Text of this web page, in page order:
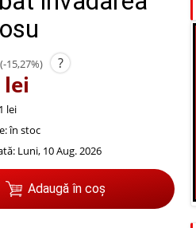
(-15,27%) ?
lei
lei
în stoc
Luni, 10 Aug. 2026
Adaugă în coș